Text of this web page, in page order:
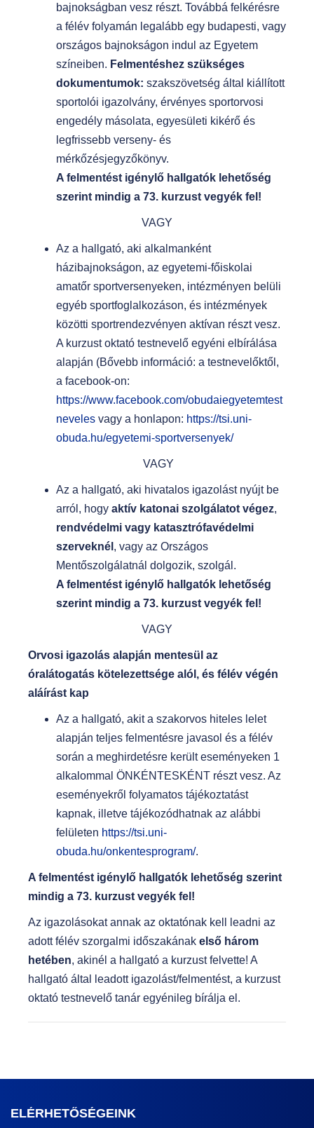
bajnokságban vesz részt. Továbbá felkérésre
a félév folyamán legalább egy budapesti, vagy
országos bajnokságon indul az Egyetem
színeiben. Felmentéshez szükséges
dokumentumok: szakszövetség által kiállított
sportolói igazolvány, érvényes sportorvosi
engedély másolata, egyesületi kikérő és
legfrissebb verseny- és
mérkőzésjegyzőkönyv.
A felmentést igénylő hallgatók lehetőség
szerint mindig a 73. kurzust vegyék fel!
VAGY
Az a hallgató, aki alkalmanként
házibajnokságon, az egyetemi-főiskolai
amatőr sportversenyeken, intézményen belüli
egyéb sportfoglalkozáson, és intézmények
közötti sportrendezvényen aktívan részt vesz.
A kurzust oktató testnevelő egyéni elbírálása
alapján (Bővebb információ: a testnevelőktől,
a facebook-on:
https://www.facebook.com/obudaiegyetemtest
neveles vagy a honlapon: https://tsi.uni-
obuda.hu/egyetemi-sportversenyek/
VAGY
Az a hallgató, aki hivatalos igazolást nyújt be
arról, hogy aktív katonai szolgálatot végez,
rendvédelmi vagy katasztrófavédelmi
szerveknél , vagy az Országos
Mentőszolgálatnál dolgozik, szolgál.
A felmentést igénylő hallgatók lehetőség
szerint mindig a 73. kurzust vegyék fel!
VAGY
Orvosi igazolás alapján mentesül az
óralátogatás kötelezettsége alól, és félév végén
aláírást kap
Az a hallgató, akit a szakorvos hiteles lelet
alapján teljes felmentésre javasol és a félév
során a meghirdetésre került eseményeken 1
alkalommal ÖNKÉNTESKÉNT részt vesz. Az
eseményekről folyamatos tájékoztatást
kapnak, illetve tájékozódhatnak az alábbi
felületen https://tsi.uni-
obuda.hu/onkentesprogram/.
A felmentést igénylő hallgatók lehetőség szerint
mindig a 73. kurzust vegyék fel!
Az igazolásokat annak az oktatónak kell leadni az
adott félév szorgalmi időszakának első három
hetében, akinél a hallgató a kurzust felvette! A
hallgató által leadott igazolást/felmentést, a kurzust
oktató testnevelő tanár egyénileg bírálja el.
ELÉRHETŐSÉGEINK